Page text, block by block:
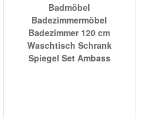
Badmöbel
Badezimmermöbel
Badezimmer 120 cm
Waschtisch Schrank
Spiegel Set Ambass